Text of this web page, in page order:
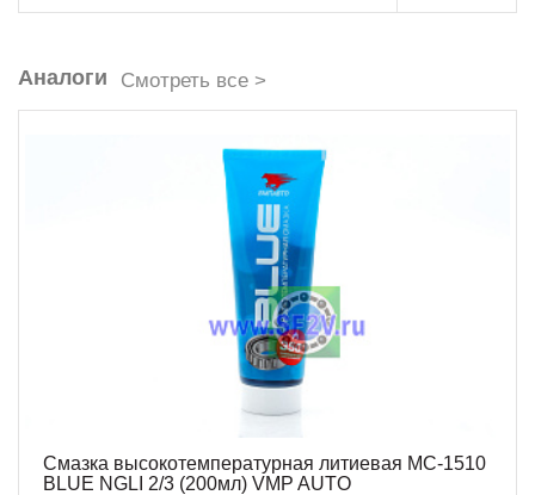
Аналоги Смотреть все >
Смазка высокотемпературная литиевая МС-1510
BLUE NGLI 2/3 (200мл) VMP AUTO